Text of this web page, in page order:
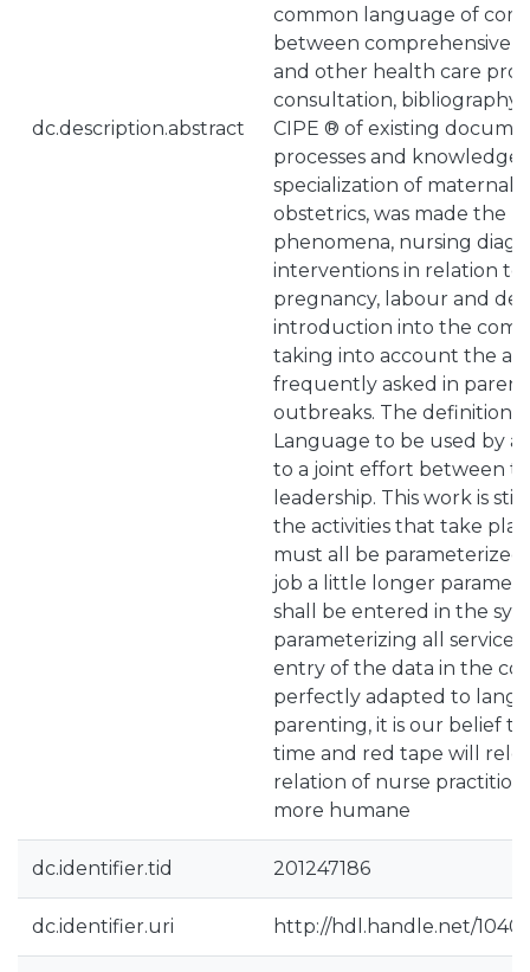
dc.description.abstract
common language of
between comprehensive
and other health care
consultation, bibliography
CIPE ® of existing
processes and
specialization of maternal
obstetrics, was made the
phenomena, nursing
interventions in relation to
pregnancy, labour and
introduction into the
taking into account the
frequently asked in
outbreaks. The definition
Language to be used by
to a joint effort between
leadership. This work is
the activities that take
must all be
job a little longer
shall be entered in the
parameterizing all service
entry of the data in the
perfectly adapted to
parenting, it is our belief
time and red tape will
relation of nurse
more humane
dc.identifier.tid 201247186
dc.identifier.uri http://hdl.handle.net/